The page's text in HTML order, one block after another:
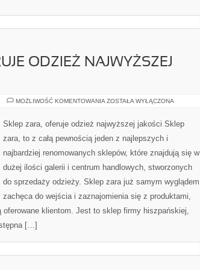
ODZIEŻ NAJWYŻSZEJ
MOŻLIWOŚĆ KOMENTOWANIA SKLEP
ODZIEŻ
NAJWYŻSZEJ
ZOSTAŁA WYŁĄCZONA
Sklep zara, oferuje odzież najwyższej jakości Sklep
zara, to z całą pewnością jeden z najlepszych i
najbardziej renomowanych sklepów, które znajdują się w
dużej ilości galerii i centrum handlowych, stworzonych
do sprzedaży odzieży. Sklep zara już samym wyglądem
zachęca do wejścia i zaznajomienia się z produktami,
klientom. Jest to sklep firmy hiszpańskiej,
[…]